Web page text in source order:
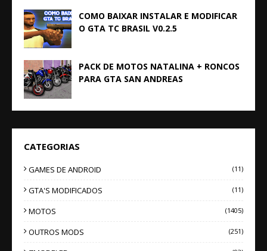
COMO BAIXAR INSTALAR E MODIFICAR
O GTA TC BRASIL V0.2.5
PACK DE MOTOS NATALINA + RONCOS
PARA GTA SAN ANDREAS
CATEGORIAS
GAMES DE ANDROID (11)
GTA'S MODIFICADOS (11)
MOTOS (1405)
OUTROS MODS (251)